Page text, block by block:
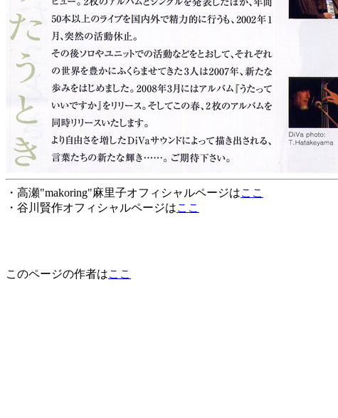
・高瀬"makoring"麻里子オフィシャルページはここ
・谷川賢作オフィシャルページはここ
このページの作者はここ